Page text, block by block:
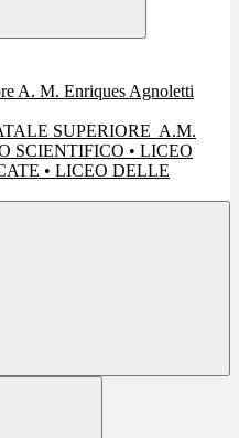
SUPERIORE A.M.
SCIENTIFICO • LICEO
• LICEO DELLE